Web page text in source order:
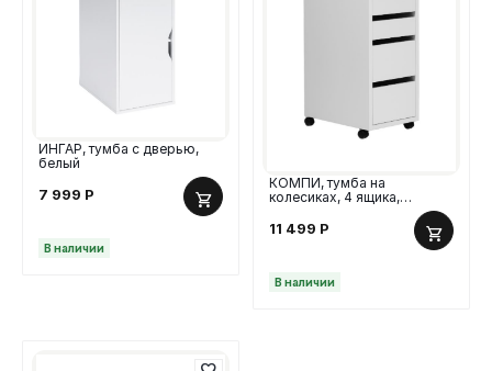
ИНГАР, тумба с дверью,
белый
7 999 Р
В наличии
КОМПИ, тумба на
колесиках, 4 ящика,
75x33x50 см, белый, М
11 499 Р
В наличии